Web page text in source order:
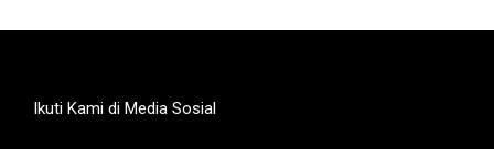
Ikuti Kami di Media Sosial